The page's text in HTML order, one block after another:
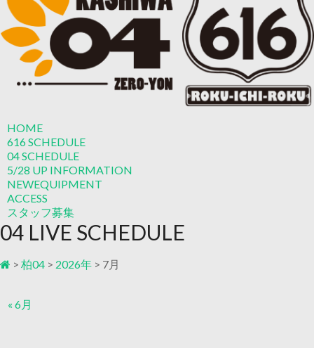
HOME
616 SCHEDULE
04 SCHEDULE
5/28 UP INFORMATION
NEWEQUIPMENT
ACCESS
スタッフ募集
04 LIVE SCHEDULE
> 柏04 > 2026年 > 7月
« 6月